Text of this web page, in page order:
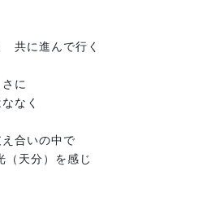
共に進んで行く
さに
なく
合いの中で
（天分）を感じ